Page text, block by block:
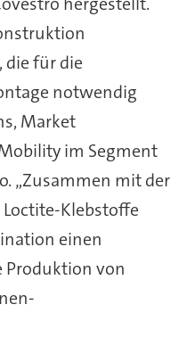
die für die
notwendig
Market
im Segment
„Zusammen mit der
Klebstoffe
einen
Produktion von